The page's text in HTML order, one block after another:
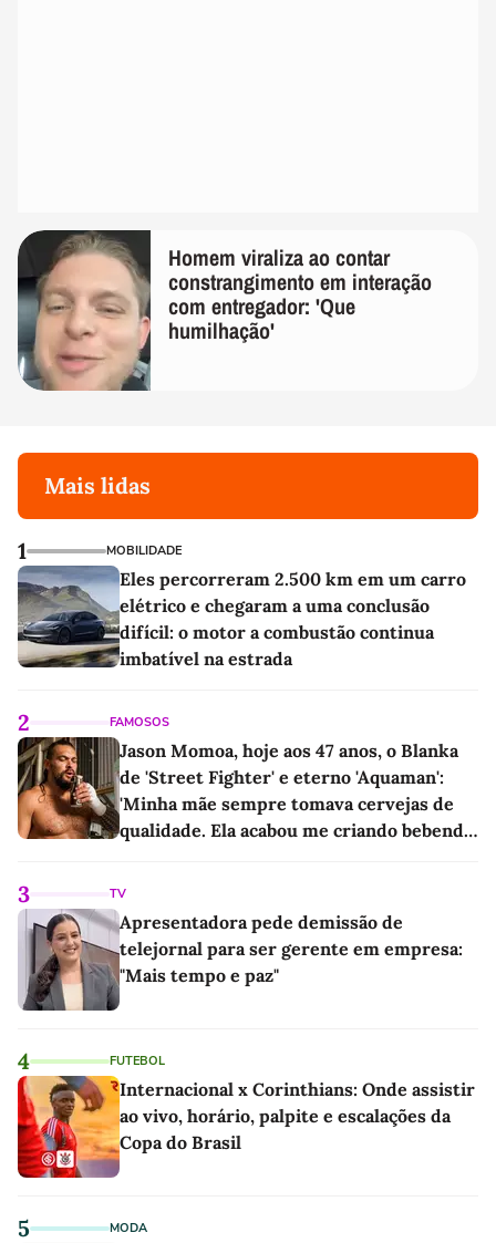
Homem viraliza ao contar
constrangimento em interação
com entregador: 'Que
humilhação'
Mais lidas
1 MOBILIDADE
Eles percorreram 2.500 km em um carro
elétrico e chegaram a uma conclusão
difícil: o motor a combustão continua
imbatível na estrada
2 FAMOSOS
Jason Momoa, hoje aos 47 anos, o Blanka
de 'Street Fighter' e eterno 'Aquaman':
'Minha mãe sempre tomava cervejas de
qualidade. Ela acabou me criando bebendo
3 TV
Apresentadora pede demissão de
telejornal para ser gerente em empresa:
"Mais tempo e paz"
4 FUTEBOL
Internacional x Corinthians: Onde assistir
ao vivo, horário, palpite e escalações da
Copa do Brasil
5 MODA